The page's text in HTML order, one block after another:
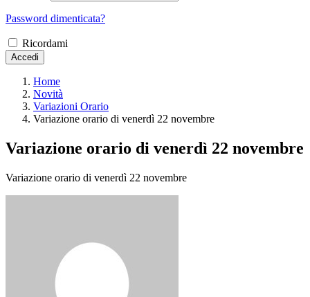
Password dimenticata?
Ricordami
Accedi
Home
Novità
Variazioni Orario
Variazione orario di venerdì 22 novembre
Variazione orario di venerdì 22 novembre
Variazione orario di venerdì 22 novembre